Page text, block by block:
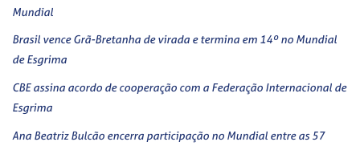
Mundial
Brasil vence Grã-Bretanha de virada e termina em 14º no Mundial
de Esgrima
CBE assina acordo de cooperação com a Federação Internacional de
Esgrima
Ana Beatriz Bulcão encerra participação no Mundial entre as 57